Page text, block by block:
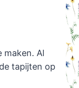
maken. Al
tapijten op